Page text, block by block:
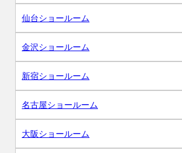
仙台ショールーム
金沢ショールーム
新宿ショールーム
名古屋ショールーム
大阪ショールーム